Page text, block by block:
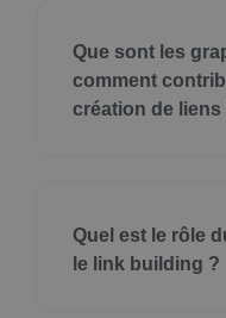
Que sont les
comment
création de liens
Quel est le rôle
le link building ?